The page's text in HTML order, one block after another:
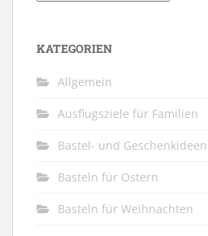
KATEGORIEN
Allgemein
Ausflugsziele für Familien
Bastel- und Geschenkideen
Basteln für Ostern
Basteln für Weihnachten